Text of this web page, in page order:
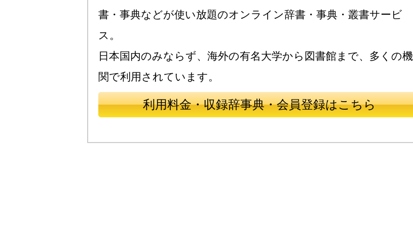
書・事典などが使い放題のオンライン辞書・事典・叢書サービ
ス。
日本国内のみならず、海外の有名大学から図書館まで、多くの機
関で利用されています。
利用料金・収録辞事典・会員登録はこちら